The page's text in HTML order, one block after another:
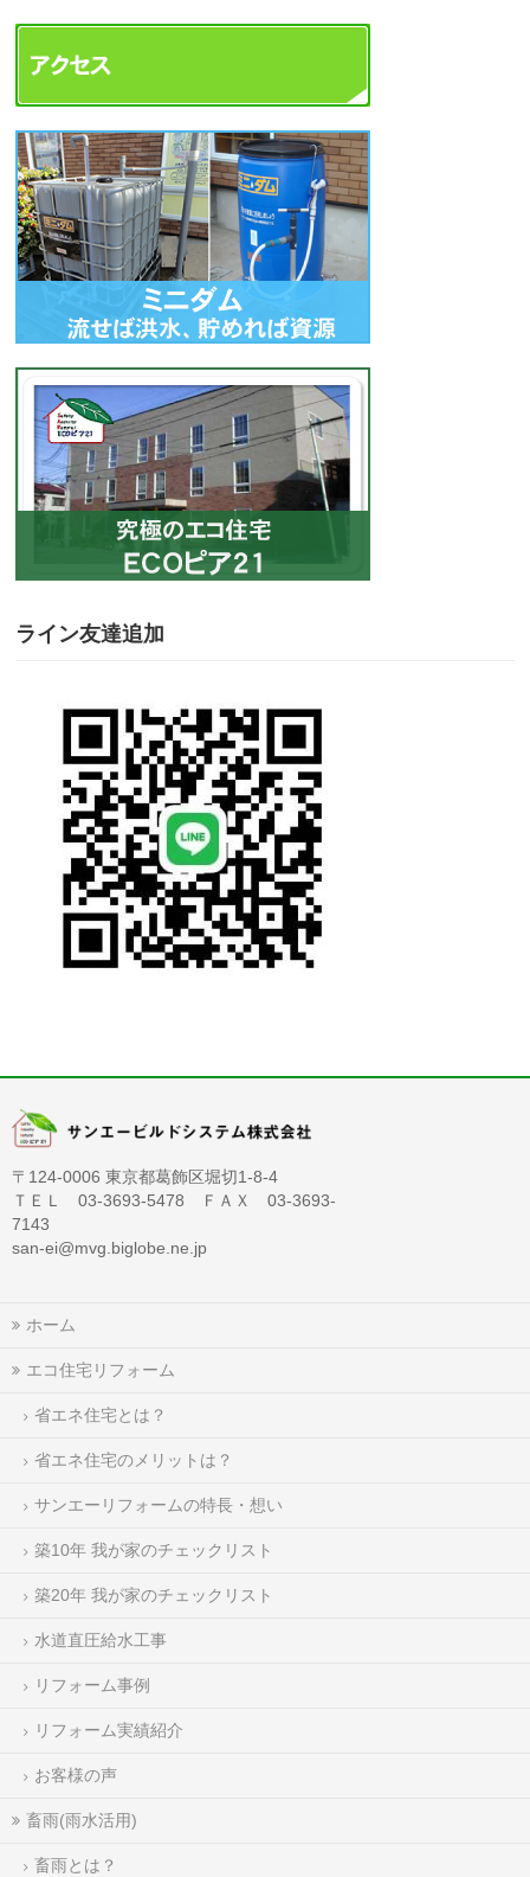
ライン友達追加
〒124-0006 東京都葛飾区堀切1-8-4
ＴＥＬ 03-3693-5478 ＦＡＸ 03-3693-
7143
san-ei@mvg.biglobe.ne.jp
ホーム
エコ住宅リフォーム
省エネ住宅とは？
省エネ住宅のメリットは？
サンエーリフォームの特長・想い
築10年 我が家のチェックリスト
築20年 我が家のチェックリスト
水道直圧給水工事
リフォーム事例
リフォーム実績紹介
お客様の声
畜雨(雨水活用)
畜雨とは？